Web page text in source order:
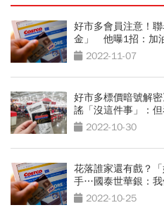
好市多會員注意！
金」 他曝1招：加
2022-11-07
好市多標價暗號解
謠「沒這件事」：
2022-10-30
花落誰家還有戲？
手…國泰世華銀：我
2022-10-25